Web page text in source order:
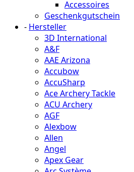
Accessoires
Geschenkgutschein
- Hersteller
3D International
A&F
AAE Arizona
Accubow
AccuSharp
Ace Archery Tackle
ACU Archery
AGF
Alexbow
Allen
Angel
Apex Gear